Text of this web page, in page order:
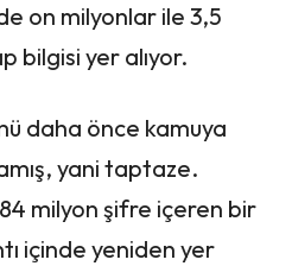
on milyonlar ile 3,5
bilgisi yer alıyor.
daha önce kamuya
yani taptaze.
milyon şifre içeren bir
içinde yeniden yer